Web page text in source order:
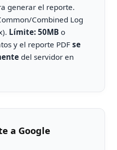
generar el reporte.
Combined Log
Límite: 50MB o
y el reporte PDF se
del servidor en
a Google